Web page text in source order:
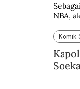
NBA,
enam
Komik